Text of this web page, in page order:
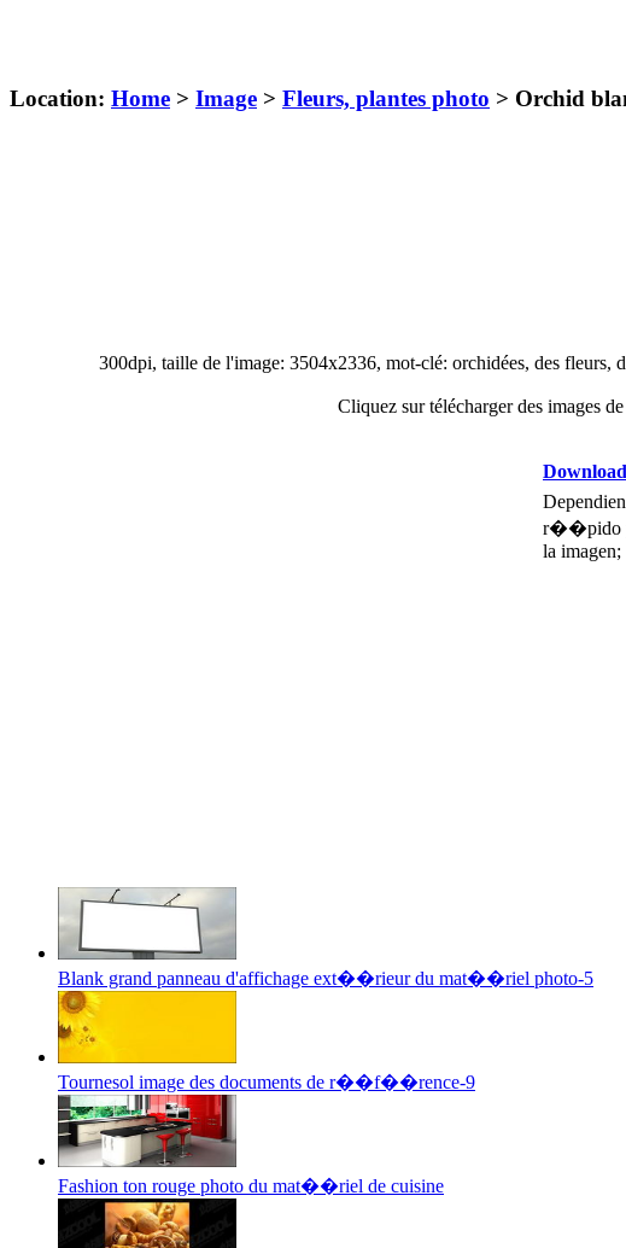
Location: Home > Image > Fleurs, plantes photo > Orchid
300dpi, taille de l'image: 3504x2336, mot-clé: orchidées, des fleurs,
Cliquez sur télécharger des images
r��pido
la imagen;
Blank grand panneau d'affichage ext��rieur du mat��riel photo-5
Tournesol image des documents de r��f��rence-9
Fashion ton rouge photo du mat��riel de cuisine